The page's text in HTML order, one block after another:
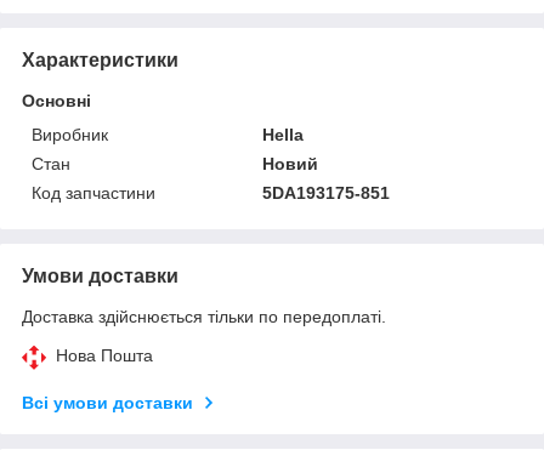
Характеристики
Основні
Виробник
Hella
Стан
Новий
Код запчастини
5DA193175-851
Умови доставки
Доставка здійснюється тільки по передоплаті.
Нова Пошта
Всі умови доставки